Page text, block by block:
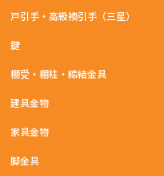
戸引手・高級襖引手（三星）
鍵
棚受・棚柱・締結金具
建具金物
家具金物
脚金具